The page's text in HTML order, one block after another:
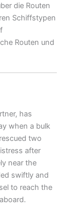
die Routen
Schiffstypen
Routen und
has
when a bulk
two
after
near the
swiftly and
to reach the